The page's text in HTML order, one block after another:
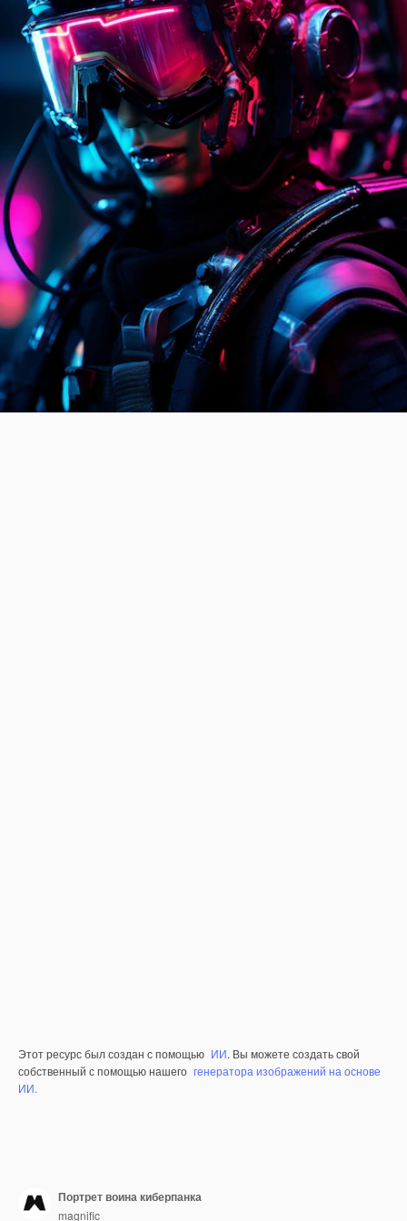
Этот ресурс был создан с помощью ИИ. Вы можете создать свой
собственный с помощью нашего генератора изображений на основе
ИИ.
Портрет воина киберпанка
magnific